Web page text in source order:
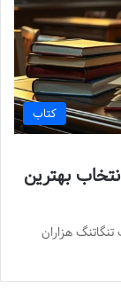
کتاب
بهترین
هزاران